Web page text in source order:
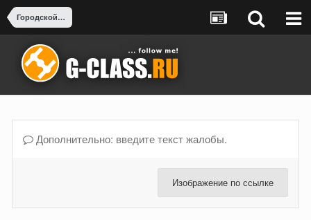
Городской тюнинг и Рестайлинг
Дополнительно: введите текст жалобы.
Изображение по ссылке